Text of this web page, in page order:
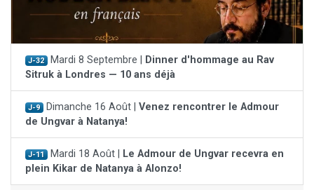
J-32 Mardi 8 Septembre |
Dinner d'hommage au Rav
Sitruk à Londres — 10 ans déjà
J-9 Dimanche 16 Août | Venez rencontrer le Admour
de Ungvar à Natanya!
J-11 Mardi 18 Août |
Le Admour de Ungvar recevra en
plein Kikar de Natanya à Alonzo!